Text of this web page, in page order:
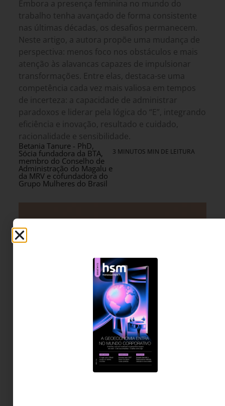
Embora a presença feminina no mundo do
trabalho tenha avançado de forma consistente
nas últimas décadas, os desafios permanecem.
Neste artigo, a autora propõe uma mudança de
perspectiva: menos foco nos obstáculos e mais
atenção às alavancas capazes de impulsionar
transformações. Entre elas, destaca-se uma
competência cada vez mais valiosa em tempos
de incerteza: a capacidade de administrar
paradoxos e liderar pela lógica do “E”, integrando
eficiência e inovação, resultado e cuidado,
racionalidade e sensibilidade.
Betania Tanure - PhD,
Sócia fundadora da BTA,
membro do Conselho de
Administração do Magalu e
da MRV e cofundadora do
Grupo Mulheres do Brasil
3 MINUTOS MIN DE LEITURA